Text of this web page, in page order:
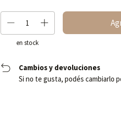
en stock
Cambios y devoluciones
Si no te gusta, podés cambiarlo